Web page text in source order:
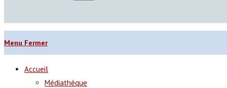
Menu Fermer
Accueil
Médiathèque